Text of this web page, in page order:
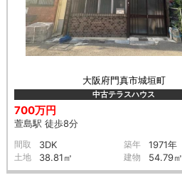
大阪府門真市城垣町
中古テラスハウス
700万円
萱島駅 徒歩8分
間取 3DK 築年 1971年
土地 38.81㎡ 建物 54.79㎡